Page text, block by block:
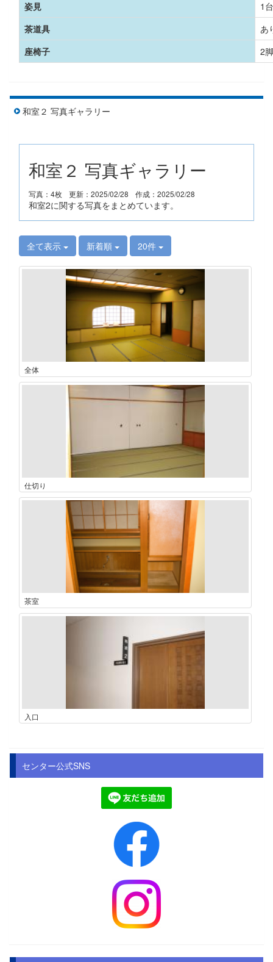
姿見
1台
茶道具
あ
座椅子
2脚
和室２ 写真ギャラリー
和室２ 写真ギャラリー
写真：4枚 更新：2025/02/28 作成：2025/02/28
和室2に関する写真をまとめています。
全て表示 新着順 20件
全体
仕切り
茶室
入口
センター公式SNS